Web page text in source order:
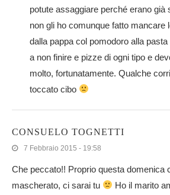
potute assaggiare perché erano già
non gli ho comunque fatto mancare
dalla pappa col pomodoro alla
a non finire e pizze di ogni tipo e
molto, fortunatamente. Qualche
toccato cibo
CONSUELO TOGNETTI
7 Febbraio 2015 - 19:58
Che peccato!! Proprio questa domenica
mascherato, ci sarai tu
Ho il marito